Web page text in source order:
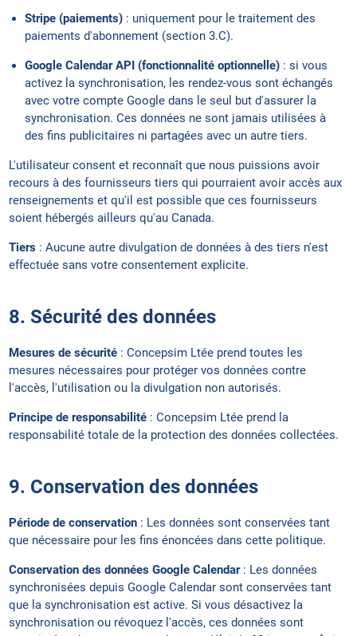
Stripe (paiements) : uniquement pour le traitement des
paiements d'abonnement (section 3.C).
Google Calendar API (fonctionnalité optionnelle) : si vous
activez la synchronisation, les rendez-vous sont échangés
avec votre compte Google dans le seul but d'assurer la
synchronisation. Ces données ne sont jamais utilisées à
des fins publicitaires ni partagées avec un autre tiers.
L'utilisateur consent et reconnaît que nous puissions avoir
recours à des fournisseurs tiers qui pourraient avoir accès aux
renseignements et qu'il est possible que ces fournisseurs
soient hébergés ailleurs qu'au Canada.
Tiers : Aucune autre divulgation de données à des tiers n'est
effectuée sans votre consentement explicite.
8. Sécurité des données
Mesures de sécurité : Concepsim Ltée prend toutes les
mesures nécessaires pour protéger vos données contre
l'accès, l'utilisation ou la divulgation non autorisés.
Principe de responsabilité : Concepsim Ltée prend la
responsabilité totale de la protection des données collectées.
9. Conservation des données
Période de conservation : Les données sont conservées tant
que nécessaire pour les fins énoncées dans cette politique.
Conservation des données Google Calendar: Les données
synchronisées depuis Google Calendar sont conservées tant
que la synchronisation est active. Si vous désactivez la
synchronisation ou révoquez l'accès, ces données sont